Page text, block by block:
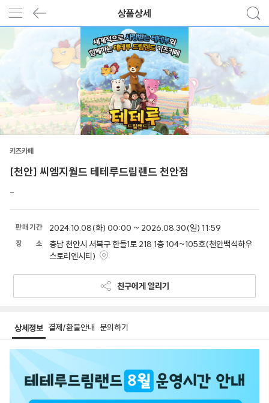
상품상세
키즈카페
[천안] 씨엠지월드 테테루드림랜드 천안점
-
판매 기간 2024.10.08(화) 00:00 ~ 2026.08.30(일) 11:59
장 소
충남 천안시 서북구 한들1로 218 1층 104~105호(천안백석하우
스토리엔시티)
친구에게 알리기
상세정보 결제/환불안내 문의하기